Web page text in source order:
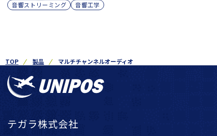
音響ストリーミング
音響工学
TOP 製品 マルチチャンネルオーディオ
テガラ株式会社